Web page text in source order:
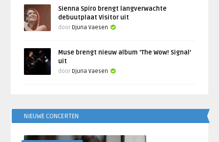
Sienna Spiro brengt langverwachte
debuutplaat Visitor uit
door Djuna Vaesen
Muse brengt nieuw album ‘The Wow! Signal’
uit
door Djuna Vaesen
NIEUWE CONCERTEN